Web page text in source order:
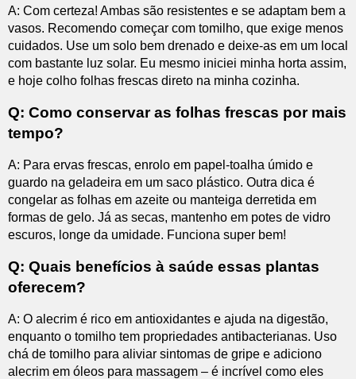
A: Com certeza! Ambas são resistentes e se adaptam bem a
vasos. Recomendo começar com tomilho, que exige menos
cuidados. Use um solo bem drenado e deixe-as em um local
com bastante luz solar. Eu mesmo iniciei minha horta assim,
e hoje colho folhas frescas direto na minha cozinha.
Q: Como conservar as folhas frescas por mais
tempo?
A: Para ervas frescas, enrolo em papel-toalha úmido e
guardo na geladeira em um saco plástico. Outra dica é
congelar as folhas em azeite ou manteiga derretida em
formas de gelo. Já as secas, mantenho em potes de vidro
escuros, longe da umidade. Funciona super bem!
Q: Quais benefícios à saúde essas plantas
oferecem?
A: O alecrim é rico em antioxidantes e ajuda na digestão,
enquanto o tomilho tem propriedades antibacterianas. Uso
chá de tomilho para aliviar sintomas de gripe e adiciono
alecrim em óleos para massagem – é incrível como eles